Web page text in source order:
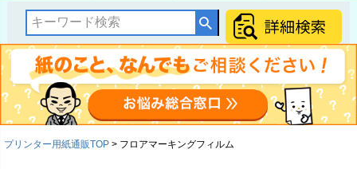
プリンター用紙通販TOP フロアマーキングフィルム